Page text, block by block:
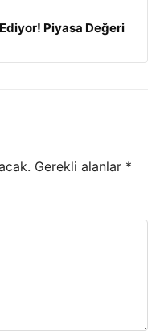
Piyasa Değeri
Gerekli alanlar *